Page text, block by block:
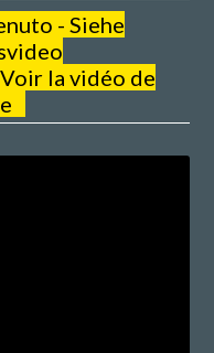
- Siehe
la vidéo de